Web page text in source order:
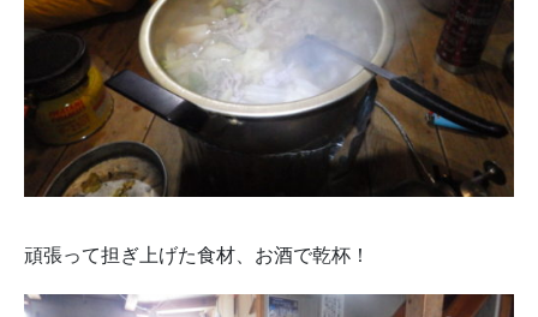
頑張って担ぎ上げた食材、お酒で乾杯！